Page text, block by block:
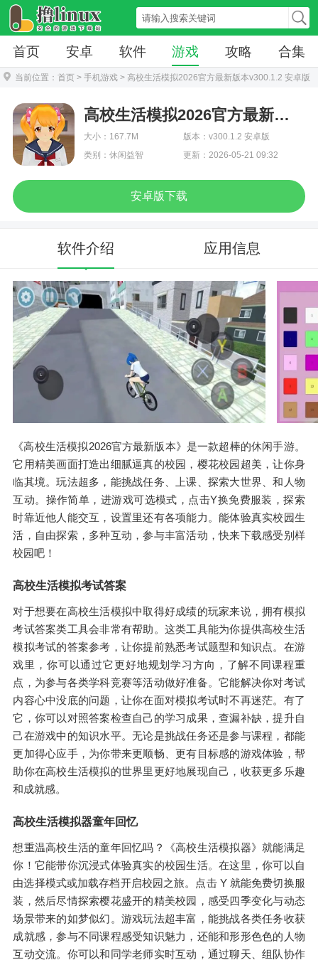
首页 安卓 软件 游戏 攻略 合集
当前位置： 首页 > 手机游戏 > 高校生活模拟2026官方最新版本v300.1.2 安卓版
高校生活模拟2026官方最新版本
大小：167.7M
版本：v300.1.2 安卓版
类别：休闲益智
更新：2026-05-21 09:32
安卓版下载
软件介绍 应用信息
《高校生活模拟2026官方最新版本》是一款超棒的休闲手游。
它用精美画面打造出细腻逼真的校园，樱花校园超美，让你身
临其境。玩法超多，能挑战任务、上课、探索大世界、和人物
互动。操作简单，进游戏可选模式，点击Y换免费服装，探索
时靠近他人能交互，设置里还有各项能力。能体验真实校园生
活，自由探索，多种互动，参与丰富活动，快来下载感受别样
校园吧！
高校生活模拟考试答案
对于想要在高校生活模拟中取得好成绩的玩家来说，拥有模拟
考试答案类工具会非常有帮助。这类工具能为你提供高校生活
模拟考试的答案参考，让你提前熟悉考试题型和知识点。在游
戏里，你可以通过它更好地规划学习方向，了解不同课程重
点，为参与各类学科竞赛等活动做好准备。它能解决你对考试
内容心中没底的问题，让你在面对模拟考试时不再迷茫。有了
它，你可以对照答案检查自己的学习成果，查漏补缺，提升自
己在游戏中的知识水平。无论是挑战任务还是参与课程，都能
更加得心应手，为你带来更顺畅、更有目标感的游戏体验，帮
助你在高校生活模拟的世界里更好地展现自己，收获更多乐趣
和成就感。
高校生活模拟器童年回忆
想重温高校生活的童年回忆吗？《高校生活模拟器》就能满足
你！它能带你沉浸式体验真实的校园生活。在这里，你可以自
由选择模式或加载存档开启校园之旅。点击 Y 就能免费切换服
装，然后尽情探索樱花盛开的精美校园，感受四季变化与动态
场景带来的如梦似幻。游戏玩法超丰富，能挑战各类任务收获
成就感，参与不同课程感受知识魅力，还能和形形色色的人物
互动交流。你可以和同学老师实时互动，通过聊天、组队协作